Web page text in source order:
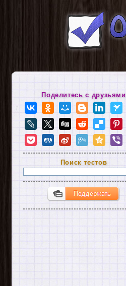
Поделитесь с друзьями
Поиск тестов